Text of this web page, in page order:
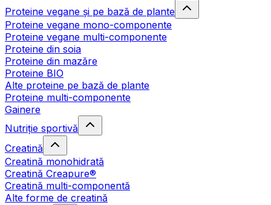
Proteine vegane și pe bază de plante
Proteine vegane mono-componente
Proteine vegane multi-componente
Proteine din soia
Proteine din mazăre
Proteine BIO
Alte proteine pe bază de plante
Proteine multi-componente
Gainere
Nutriție sportivă
Creatină
Creatină monohidrată
Creatină Creapure®
Creatină multi-componentă
Alte forme de creatină